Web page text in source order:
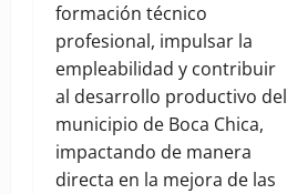
formación técnico
profesional, impulsar la
empleabilidad y contribuir
al desarrollo productivo del
municipio de Boca Chica,
impactando de manera
directa en la mejora de las